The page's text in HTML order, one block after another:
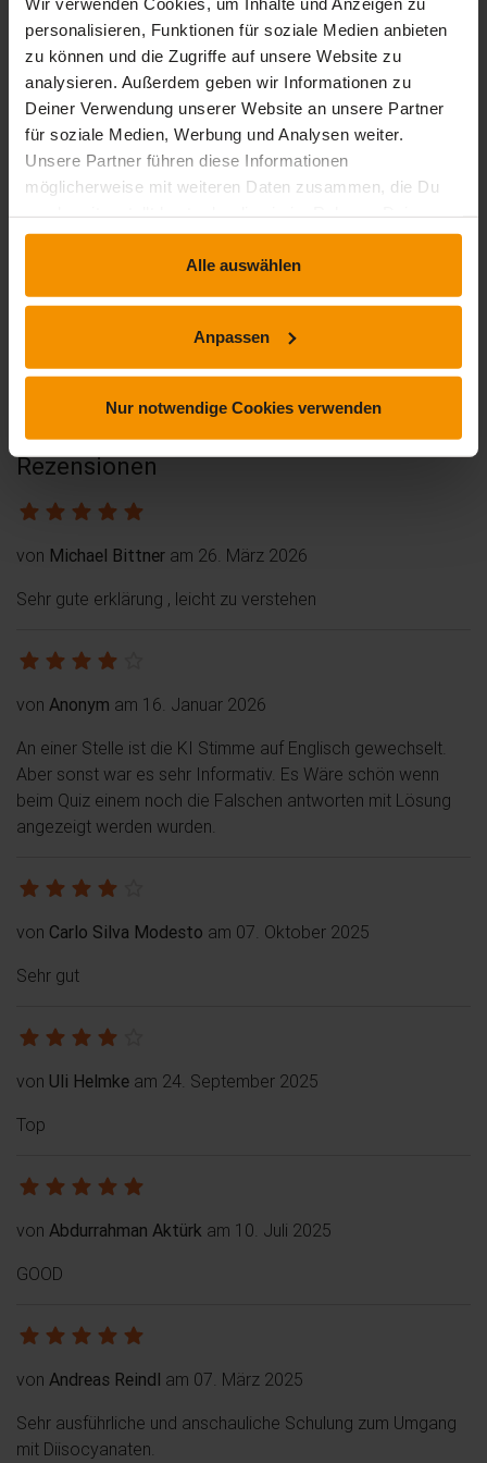
personalisieren, Funktionen für soziale Medien anbieten
zu können und die Zugriffe auf unsere Website zu
analysieren. Außerdem geben wir Informationen zu
Deiner Verwendung unserer Website an unsere Partner
für soziale Medien, Werbung und Analysen weiter.
Unsere Partner führen diese Informationen
möglicherweise mit weiteren Daten zusammen, die Du
Nutzung der Dienste gesammelt haben.
Alle auswählen
Anpassen
Nur notwendige Cookies verwenden
4,52
63 Bewertungen
stars:
4stars:
Rezensionen
von Michael Bittner am 26. März 2026
Sehr gute erklärung , leicht zu verstehen
von Anonym am 16. Januar 2026
An einer Stelle ist die KI Stimme auf Englisch gewechselt.
Aber sonst war es sehr Informativ. Es Wäre schön wenn
beim Quiz einem noch die Falschen antworten mit Lösung
angezeigt werden wurden.
von Carlo Silva Modesto am 07. Oktober 2025
Sehr gut
von Uli Helmke am 24. September 2025
Top
von Abdurrahman Aktürk am 10. Juli 2025
GOOD
von Andreas Reindl am 07. März 2025
Sehr ausführliche und anschauliche Schulung zum Umgang
mit Diisocyanaten.